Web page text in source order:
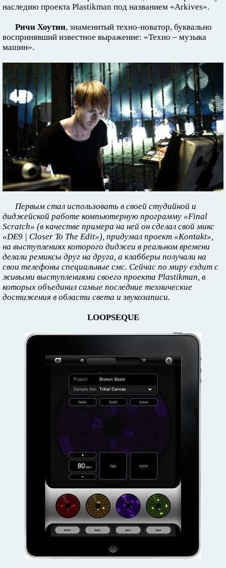
наследию проекта Plastikman под названием «Arkives».
Ричи Хоутин, знаменитый техно-новатор, буквально
воспринявший известное выражение: «Техно – музыка
машин».
Первым стал использовать в своей студийной и
диджейской работе компьютерную программу «Final
Scratch» (в качестве примера на ней он сделал свой микс
«DE9 | Closer To The Edit»), придумал проект «Kontakt»,
на выступлениях которого диджеи в реальном времени
делали ремиксы друг на друга, а клабберы получали на
свои телефоны специальные смс. Сейчас по миру ездит с
живыми выступлениями своего проекта Plastikman, в
которых объединил самые последние технические
достижения в области света и звукозаписи.
LOOPSEQUE